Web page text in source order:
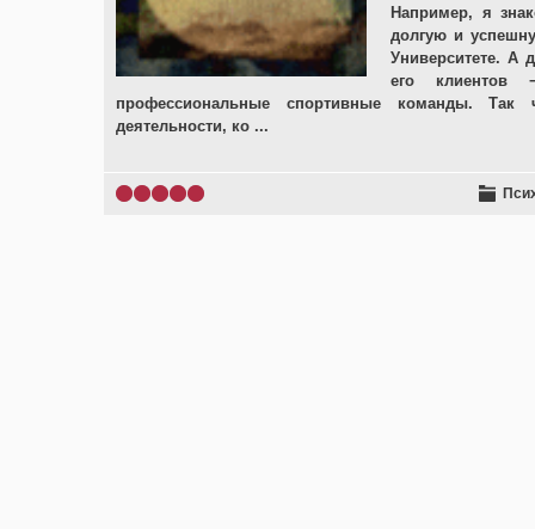
Например, я
долгую и
Университете. А
его клиентов
профессиональные спортивные команды. Так
деятельности, ко ...